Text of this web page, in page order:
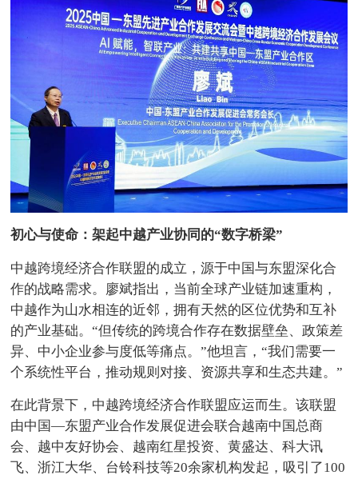
初心与使命：架起中越产业协同的“数字桥梁”
中越跨境经济合作联盟的成立，源于中国与东盟深化合
作的战略需求。廖斌指出，当前全球产业链加速重构，
中越作为山水相连的近邻，拥有天然的区位优势和互补
的产业基础。“但传统的跨境合作存在数据壁垒、政策差
异、中小企业参与度低等痛点。”他坦言，“我们需要一
个系统性平台，推动规则对接、资源共享和生态共建。”
在此背景下，中越跨境经济合作联盟应运而生。该联盟
由中国—东盟产业合作发展促进会联合越南中国总商
会、越中友好协会、越南红星投资、黄盛达、科大讯
飞、浙江大华、台铃科技等20余家机构发起，吸引了100